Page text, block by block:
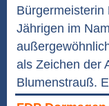
Bürgermeisterin
Jährigen im
als Zeichen der
Blumenstrauß.